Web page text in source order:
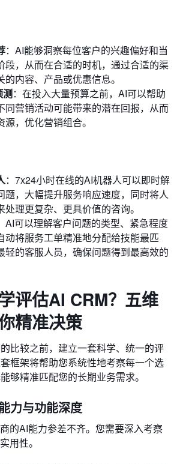
：AI能够洞察每位客户的兴趣偏好和当
段，从而在合适的时机，通过合适的渠
内容、产品或优惠信息。
测：在投入大量预算之前，AI可以帮助
同营销活动可能带来的潜在回报，从而
，优化营销组合。
：7x24小时在线的AI机器人可以即时解
题，大幅提升服务响应速度，同时将人
理更复杂、更具价值的咨询。
AI可以理解客户问题的类型、紧急程度
动将服务工单精准地分配给技能最匹
轻的客服人员，确保问题得到最高效的
评估AI CRM？五维
精准决策
比较之前，建立一套科学、统一的评
框架将帮助您系统性地考察每一个选
够精准匹配您的长期业务需求。
力与功能深度
的AI能力参差不齐。您需要深入考察
用性。